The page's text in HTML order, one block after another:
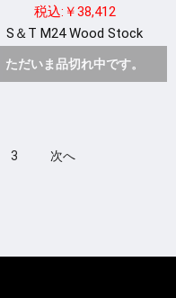
税込:￥38,412
S＆T M24 Wood Stock
ただいま品切れ中です。
3 次へ